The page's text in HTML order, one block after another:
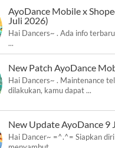
AyoDance Mobile x
Juli 2026)
Hai Dancers~ . Ada info
...
New Patch AyoDance
Hai Dancers~ . Maintenance
dilakukan, kamu dapat ...
New Update AyoDance 9
Hai Dancer~ =^.^= Siapkan